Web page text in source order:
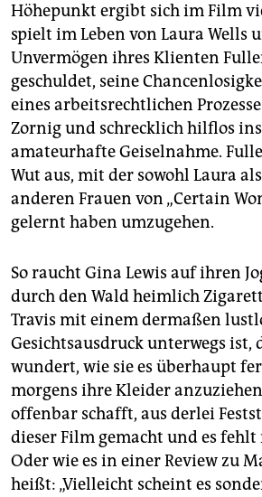
Höhepunkt ergibt sich im Film
spielt im Leben von Laura Wells
Unvermögen ihres Klienten
geschuldet, seine
eines arbeitsrechtlichen
Zornig und schrecklich hilflos
amateurhafte Geiselnahme.
Wut aus, mit der sowohl Laura
anderen Frauen von „Certain
gelernt haben umzugehen.
So raucht Gina Lewis auf ihren
durch den Wald heimlich
Travis mit einem dermaßen
Gesichtsausdruck unterwegs ist,
wundert, wie sie es überhaupt
morgens ihre Kleider
offenbar schafft, aus derlei
dieser Film gemacht und es
Oder wie es in einer Review zu
heißt: „Vielleicht scheint es